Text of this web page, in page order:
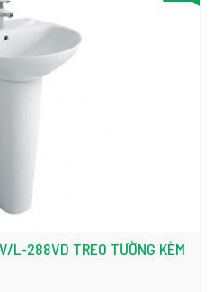
L-288VD TREO TƯỜNG KÈM